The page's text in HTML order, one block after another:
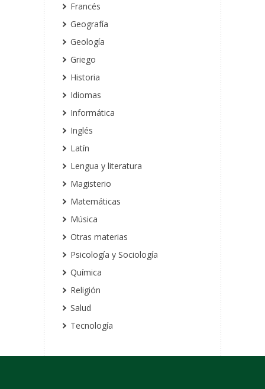
Francés
Geografía
Geología
Griego
Historia
Idiomas
Informática
Inglés
Latín
Lengua y literatura
Magisterio
Matemáticas
Música
Otras materias
Psicología y Sociología
Química
Religión
Salud
Tecnología